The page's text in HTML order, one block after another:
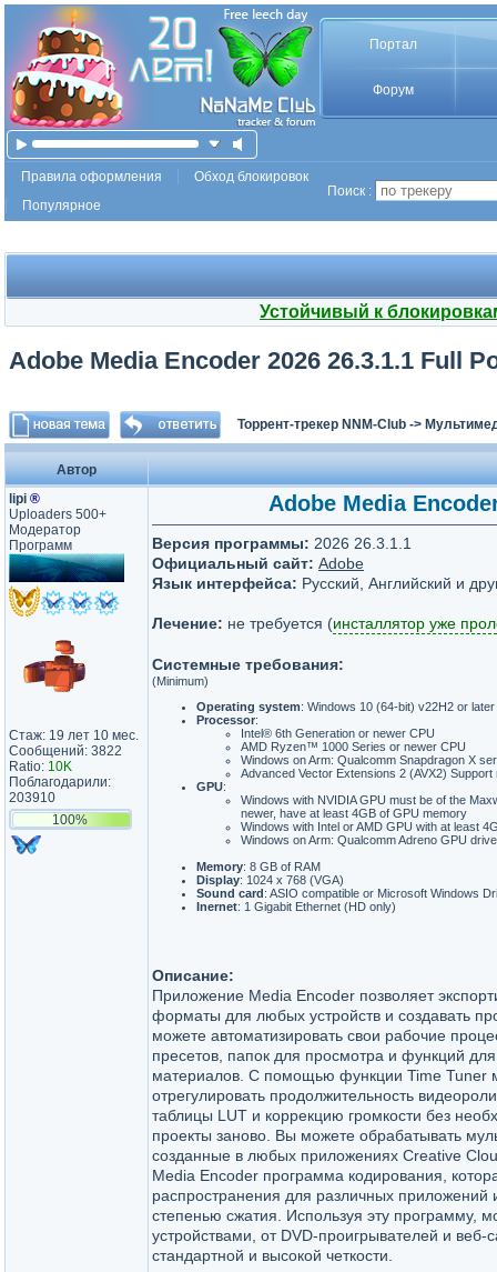
Портал
Форум
Правила оформления
Обход блокировок
Популярное
Поиск :
Устойчивый к
Adobe Media Encoder 2026 26.3.1.1 Full
Торрент-трекер NNM-Club ->
Автор
lipi ®
Uploaders 500+
Модератор
Программ
Стаж: 19 лет 10 мес.
Сообщений: 3822
Ratio: 10K
Поблагодарили:
203910
100%
Adobe Media
Версия программы: 2026 26.3.1.1
Официальный сайт: Adobe
Язык интерфейса: Русский, Английский и
Лечение: не требуется (инсталлятор уже
Системные требования:
(Minimum)
Operating system: Windows 10 (64-bit) v22H2 or later
Processor:
Intel® 6th Generation or newer CPU
AMD Ryzen™ 1000 Series or newer CPU
Windows on Arm: Qualcomm Snapdragon X
Advanced Vector Extensions 2 (AVX2) Support
GPU:
Windows with NVIDIA GPU must be of the
newer, have at least 4GB of GPU memory
Windows with Intel or AMD GPU with at least
Windows on Arm: Qualcomm Adreno GPU
Memory: 8 GB of RAM
Display: 1024 x 768 (VGA)
Sound card: ASIO compatible or Microsoft Windows
Inernet: 1 Gigabit Ethernet (HD only)
Описание:
Приложение Media Encoder позволяет
форматы для любых устройств и создавать
можете автоматизировать свои рабочие
пресетов, папок для просмотра и функций
материалов. С помощью функции Time Tuner
отрегулировать продолжительность
таблицы LUT и коррекцию громкости без
проекты заново. Вы можете обрабатывать
созданные в любых приложениях Creative
Media Encoder программа кодирования,
распространения для различных
степенью сжатия. Используя эту программу,
устройствами, от DVD-проигрывателей и
стандартной и высокой четкости.